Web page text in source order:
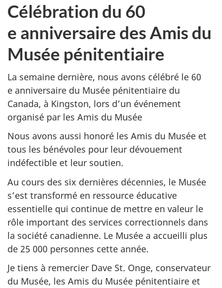
Célébration du 60
e anniversaire des Amis du
Musée pénitentiaire
La semaine dernière, nous avons célébré le 60
e anniversaire du Musée pénitentiaire du
Canada, à Kingston, lors d’un événement
organisé par les Amis du Musée
Nous avons aussi honoré les Amis du Musée et
tous les bénévoles pour leur dévouement
indéfectible et leur soutien.
Au cours des six dernières décennies, le Musée
s’est transformé en ressource éducative
essentielle qui continue de mettre en valeur le
rôle important des services correctionnels dans
la société canadienne. Le Musée a accueilli plus
de 25 000 personnes cette année.
Je tiens à remercier Dave St. Onge, conservateur
du Musée, les Amis du Musée pénitentiaire et